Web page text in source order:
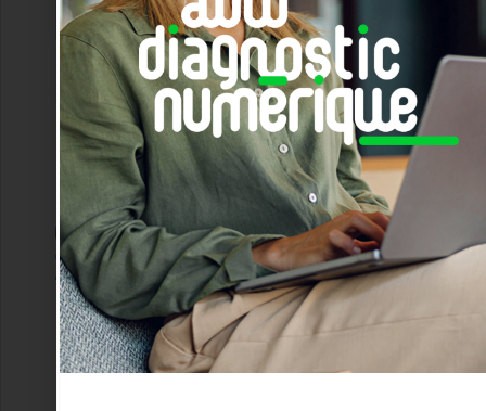
Présentez-vous ainsi que votre travail en
quelques lignes
Ce champ peut être vu par :Tous Modifier
Conditions d'utilisation(obligatoire)
J’accepte la charte de la
communauté et la politique de
confidentialité prévues par la CMAR
PACA
Ce champ peut être vu par : Seulement moi